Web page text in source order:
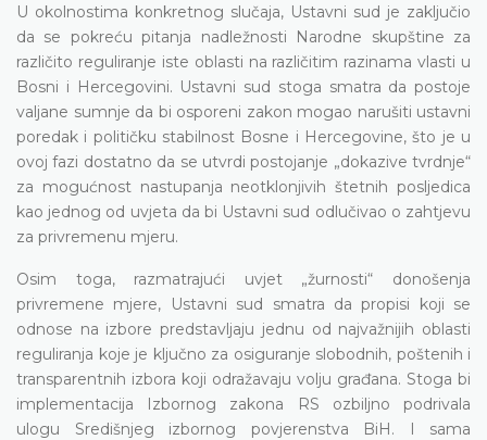
U okolnostima konkretnog slučaja, Ustavni sud je zaključio
da se pokreću pitanja nadležnosti Narodne skupštine za
različito reguliranje iste oblasti na različitim razinama vlasti u
Bosni i Hercegovini. Ustavni sud stoga smatra da postoje
valjane sumnje da bi osporeni zakon mogao narušiti ustavni
poredak i političku stabilnost Bosne i Hercegovine, što je u
ovoj fazi dostatno da se utvrdi postojanje „dokazive tvrdnje“
za mogućnost nastupanja neotklonjivih štetnih posljedica
kao jednog od uvjeta da bi Ustavni sud odlučivao o zahtjevu
za privremenu mjeru.
Osim toga, razmatrajući uvjet „žurnosti“ donošenja
privremene mjere, Ustavni sud smatra da propisi koji se
odnose na izbore predstavljaju jednu od najvažnijih oblasti
reguliranja koje je ključno za osiguranje slobodnih, poštenih i
transparentnih izbora koji odražavaju volju građana. Stoga bi
implementacija Izbornog zakona RS ozbiljno podrivala
ulogu Središnjeg izbornog povjerenstva BiH. I sama